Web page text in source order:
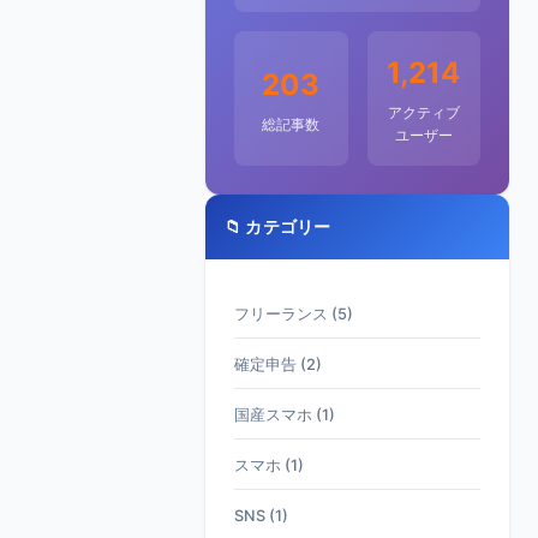
203
総記事数
1,214
アクティブ
ユーザー
📁 カテゴリー
フリーランス (5)
確定申告 (2)
国産スマホ (1)
スマホ (1)
SNS (1)